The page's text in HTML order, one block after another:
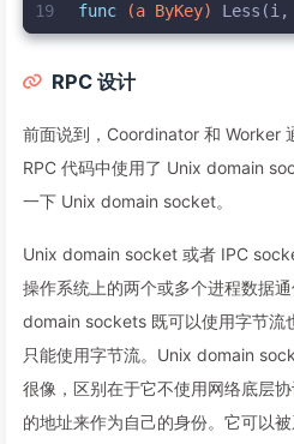
19
func
(a ByKey)
RPC 设计
前面说到，Coordinator 和 Worker
RPC 代码中使用了 Unix domain
一下 Unix domain socket。
Unix domain socket 或者 IPC
操作系统上的两个或多个进程数据
domain sockets 既可以使用字节流
只能使用字节流。Unix domain
很像，区别在于它不使用网络底层
的地址来作为自己的身份。它可以